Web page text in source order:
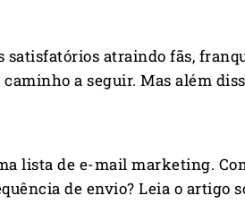
satisfatórios atraindo fãs,
a seguir. Mas além
lista de e-mail marketing.
de envio? Leia o artigo